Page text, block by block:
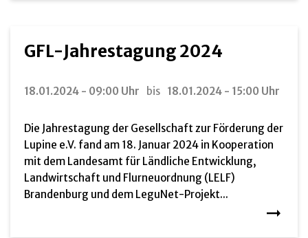
GFL-Jahrestagung 2024
18.01.2024 - 09:00 Uhr bis 18.01.2024 - 15:00 Uhr
Die Jahrestagung der Gesellschaft zur Förderung der
Lupine e.V. fand am 18. Januar 2024 in Kooperation
mit dem Landesamt für Ländliche Entwicklung,
Landwirtschaft und Flurneuordnung (LELF)
Brandenburg und dem LeguNet-Projekt...